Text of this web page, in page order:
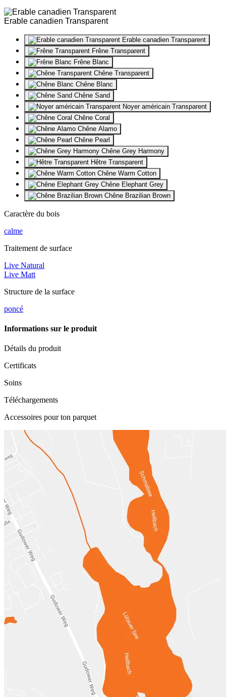
Erable canadien Transparent
Erable canadien Transparent
Frêne Transparent
Frêne Blanc
Chêne Transparent
Chêne Blanc
Chêne Sand
Noyer américain Transparent
Chêne Coral
Chêne Alamo
Chêne Pearl
Chêne Grey Harmony
Hêtre Transparent
Chêne Warm Cotton
Chêne Elephant Grey
Chêne Brazilian Brown
Caractère du bois
calme
Traitement de surface
Live Natural
Live Matt
Structure de la surface
poncé
Informations sur le produit
Détails du produit
Certificats
Soins
Téléchargements
Accessoires pour ton parquet